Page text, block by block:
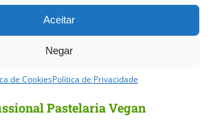
Aceitar
Negar
de CookiesPolítica de Privacidade
Pastelaria Vegan